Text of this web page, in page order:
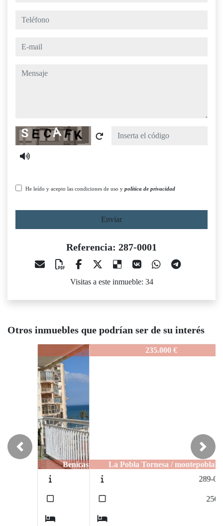
teléfono
e-mail
mensaje
Captcha
He leído y acepto las condiciones de uso y política de privacidad
Enviar
Referencia: 287-0001
Visitas a este inmueble: 34
Otros inmuebles que podrían ser de su interés
287-0001
La Pobla Tornesa / montepobla
Previous Next